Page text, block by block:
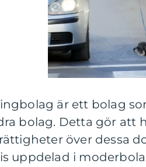
är ett bolag
bolag. Detta gör att
över dessa
uppdelad i